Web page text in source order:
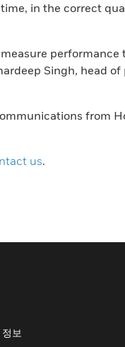
in the correct
performance
Singh, head
from
us.
보